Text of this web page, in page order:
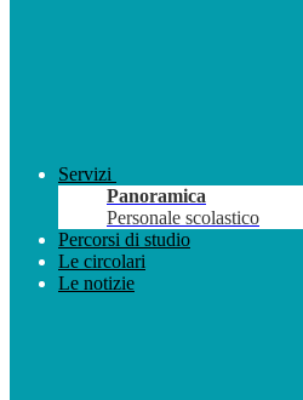
Servizi
Panoramica
Personale scolastico
Percorsi di studio
Le circolari
Le notizie